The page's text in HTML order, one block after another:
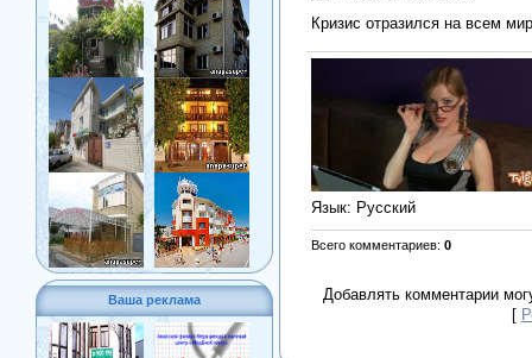
Ваша реклама
Кризис отразился на всем
Язык: Русский
Всего комментариев: 0
Добавлять комментарии
[